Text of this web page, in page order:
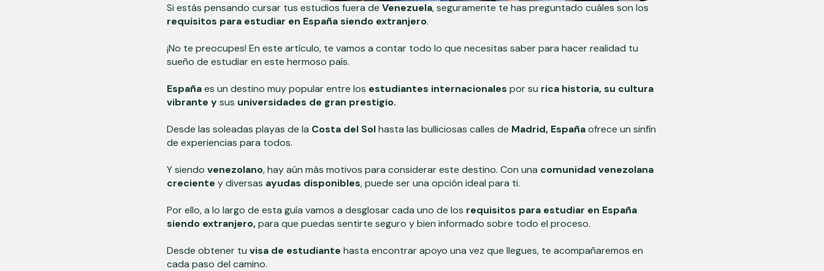
Si estás pensando cursar tus estudios fuera de Venezuela, seguramente te has preguntado cuáles son los
requisitos para estudiar en España siendo extranjero.
¡No te preocupes! En este artículo, te vamos a contar todo lo que necesitas saber para hacer realidad tu
sueño de estudiar en este hermoso país.
Españaes un destino muy popular entre los estudiantes internacionales por su rica historia, su cultura
vibrante ysus universidades de gran prestigio.
Desde las soleadas playas de la Costa del Solhasta las bulliciosas calles de Madrid, Españaofrece un sinfín
de experiencias para todos.
Y siendo venezolano, hay aún más motivos para considerar este destino. Con una comunidad venezolana
creciente y diversas ayudas disponibles, puede ser una opción ideal para ti.
Por ello, a lo largo de esta guía vamos a desglosar cada uno de los requisitos para estudiar en España
siendo extranjero,para que puedas sentirte seguro y bien informado sobre todo el proceso.
Desde obtener tu visa de estudiante hasta encontrar apoyo una vez que llegues, te acompañaremos en
cada paso del camino.